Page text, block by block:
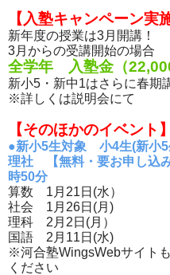
【入塾キャンペーン実
新年度の授業は3月開講！
3月からの受講開始の場合
全学年 入塾金（
新小5・新中1はさらに春期
※詳しくは説明会にて
【そのほかのイベント】
●新小5生対象 小4生(新
理社 【無料・要お申し込
時50分
算数 1月21日(水）
社会 1月26日(月)
理科 2月2日(月）
国語 2月11日(水)
※河合塾WingsWebサイト
ください